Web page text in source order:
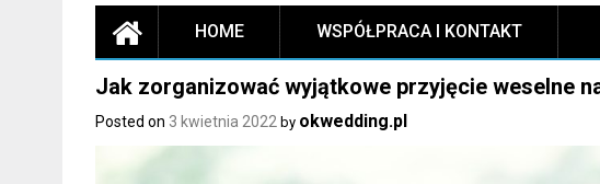
HOME WSPÓŁPRACA I KONTAKT
Jak zorganizować wyjątkowe przyjęcie weselne
Posted on 3 kwietnia 2022 by okwedding.pl